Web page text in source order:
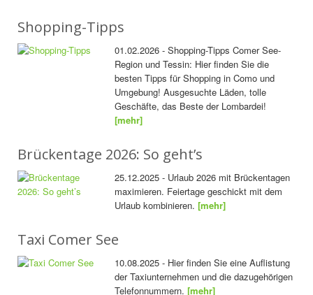
Shopping-Tipps
01.02.2026 - Shopping-Tipps Comer See-
Region und Tessin: Hier finden Sie die
besten Tipps für Shopping in Como und
Umgebung! Ausgesuchte Läden, tolle
Geschäfte, das Beste der Lombardei!
[mehr]
Brückentage 2026: So geht’s
25.12.2025 - Urlaub 2026 mit Brückentagen
maximieren. Feiertage geschickt mit dem
Urlaub kombinieren.[mehr]
Taxi Comer See
10.08.2025 - Hier finden Sie eine Auflistung
der Taxiunternehmen und die dazugehörigen
Telefonnummern.[mehr]